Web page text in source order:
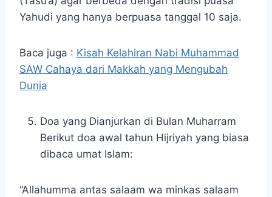
Yahudi yang hanya berpuasa tanggal 10 saja.
Baca juga : Kisah Kelahiran Nabi Muhammad
SAW Cahaya dari Makkah yang Mengubah
Dunia
Doa yang Dianjurkan di Bulan Muharram
Berikut doa awal tahun Hijriyah yang biasa
dibaca umat Islam:
“Allahumma antas salaam wa minkas salaam